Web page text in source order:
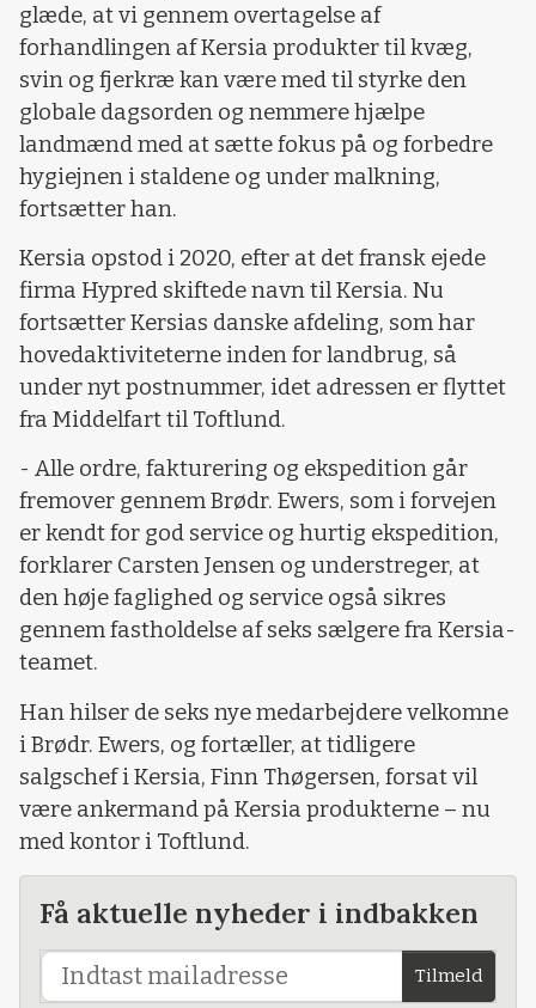
glæde, at vi gennem overtagelse af
forhandlingen af Kersia produkter til kvæg,
svin og fjerkræ kan være med til styrke den
globale dagsorden og nemmere hjælpe
landmænd med at sætte fokus på og forbedre
hygiejnen i staldene og under malkning,
fortsætter han.
Kersia opstod i 2020, efter at det fransk ejede
firma Hypred skiftede navn til Kersia. Nu
fortsætter Kersias danske afdeling, som har
hovedaktiviteterne inden for landbrug, så
under nyt postnummer, idet adressen er flyttet
fra Middelfart til Toftlund.
- Alle ordre, fakturering og ekspedition går
fremover gennem Brødr. Ewers, som i forvejen
er kendt for god service og hurtig ekspedition,
forklarer Carsten Jensen og understreger, at
den høje faglighed og service også sikres
gennem fastholdelse af seks sælgere fra Kersia-
teamet.
Han hilser de seks nye medarbejdere velkomne
i Brødr. Ewers, og fortæller, at tidligere
salgschef i Kersia, Finn Thøgersen, forsat vil
være ankermand på Kersia produkterne – nu
med kontor i Toftlund.
Få aktuelle nyheder i indbakken
Tilmeld